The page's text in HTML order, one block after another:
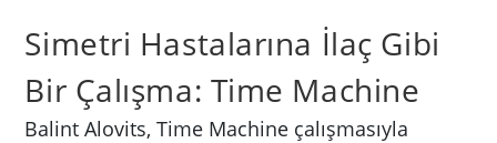
Simetri Hastalarına İlaç Gibi
Bir Çalışma: Time Machine
Balint Alovits, Time Machine çalışmasıyla